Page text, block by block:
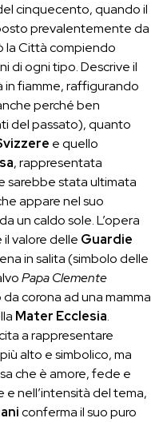
cinquecento, quando il
prevalentemente da
la Città compiendo
di ogni tipo. Descrive il
fiamme, raffigurando
perché ben
del passato), quanto
e quello
, rappresentata
sarebbe stata ultimata
appare nel suo
un caldo sole. L’opera
valore delle Guardie
in salita (simbolo delle
Papa Clemente
corona ad una mamma
Mater Ecclesia.
a rappresentare
alto e simbolico, ma
che è amore, fede e
nell’intensità del tema,
conferma il suo puro